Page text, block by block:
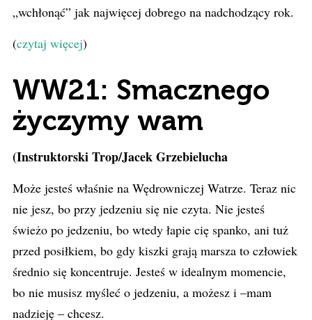
„wchłonąć” jak najwięcej dobrego na nadchodzący rok.
(czytaj więcej)
WW21: Smacznego
życzymy wam
(Instruktorski Trop/Jacek Grzebielucha
Może jesteś właśnie na Wędrowniczej Watrze. Teraz nic
nie jesz, bo przy jedzeniu się nie czyta. Nie jesteś
świeżo po jedzeniu, bo wtedy łapie cię spanko, ani tuż
przed posiłkiem, bo gdy kiszki grają marsza to człowiek
średnio się koncentruje. Jesteś w idealnym momencie,
bo nie musisz myśleć o jedzeniu, a możesz i –mam
nadzieję – chcesz.